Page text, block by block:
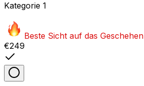
Kategorie 1
Beste Sicht auf das Geschehen
€249